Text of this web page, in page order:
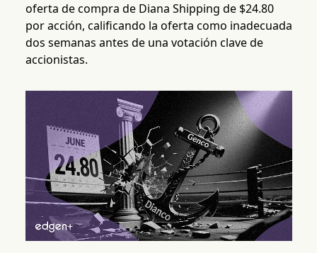
oferta de compra de Diana Shipping de $24.80
por acción, calificando la oferta como inadecuada
dos semanas antes de una votación clave de
accionistas.